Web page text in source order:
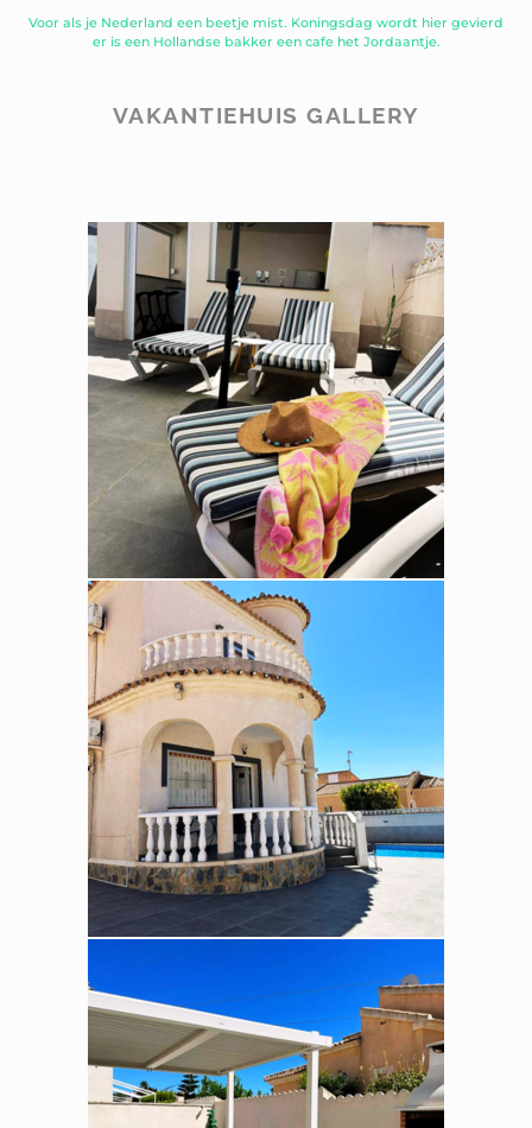
Voor als je Nederland een beetje mist. Koningsdag wordt hier gevierd
er is een Hollandse bakker een cafe het Jordaantje.
VAKANTIEHUIS GALLERY